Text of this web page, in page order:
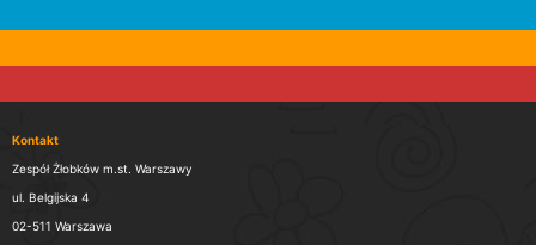
Kontakt
Zespół Żłobków m.st. Warszawy
ul. Belgijska 4
02-511 Warszawa